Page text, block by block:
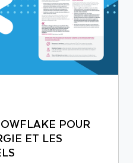
POUR
ET LES